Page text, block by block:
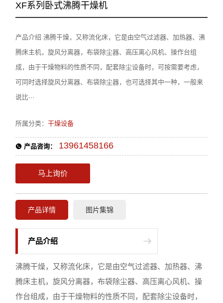
XF系列卧式沸腾干燥机
产品介绍 沸腾干燥，又称流化床，它是由空气过滤器、加热器、沸
腾床主机，旋风分离器，布袋除尘器、高压离心风机、操作台组
成，由于干燥物料的性质不同，配套除尘设备时，可按需要考虑，
可同时选择旋风分离器、布袋除尘器，也可选择其中一种，一般来
说比···
所属分类：干燥设备
产品咨询： 13961458166
马上询价
产品详情 图片集锦
产品介绍
沸腾干燥，又称流化床，它是由空气过滤器、加热器、沸
腾床主机，旋风分离器，布袋除尘器、高压离心风机、操
作台组成，由于干燥物料的性质不同，配套除尘设备时，